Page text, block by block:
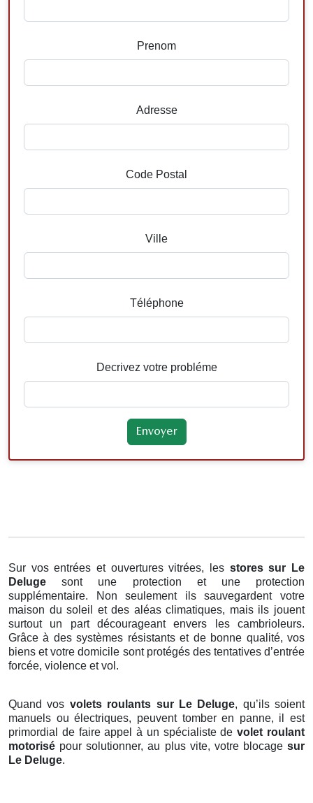
Prenom
Adresse
Code Postal
Ville
Téléphone
Decrivez votre probléme
Sur vos entrées et ouvertures vitrées, les stores sur Le
Delugesont une protection et une protection
supplémentaire. Non seulement ils sauvegardent votre
maison du soleil et des aléas climatiques, mais ils jouent
surtout un part décourageant envers les cambrioleurs.
Grâce à des systèmes résistants et de bonne qualité, vos
biens et votre domicile sont protégés des tentatives d’entrée
forcée, violence et vol.
Quand vos volets roulants sur Le Deluge, qu’ils soient
manuels ou électriques, peuvent tomber en panne, il est
primordial de faire appel à un spécialiste devolet roulant
motorisé pour solutionner, au plus vite, votre blocage sur
Le Deluge.